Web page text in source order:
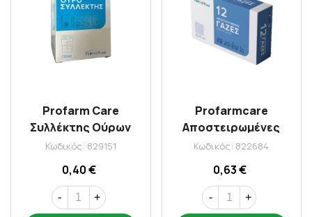
Profarm Care
Συλλέκτης Ούρων
120ml
Κωδικός: 829151
0,40 €
- +
Profarmcare
Αποστειρωμένες
Γάζες 15x15cm 12τεμ
Κωδικός: 822684
0,63 €
- +